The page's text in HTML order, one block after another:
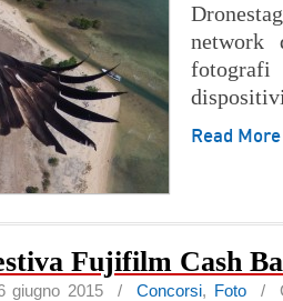
Read
Fujifilm Cash
2015 / Concorsi, Foto/